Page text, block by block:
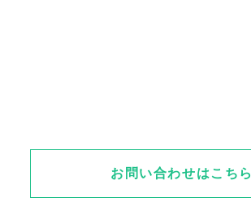
お問い合わせはこちら